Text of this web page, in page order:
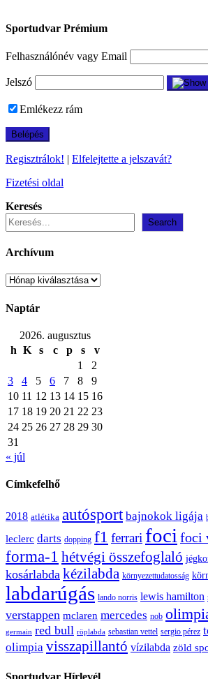
Sportudvar Prémium
Felhasználónév vagy Email
Jelszó
Emlékezz rám
Regisztrálok! | Elfelejtette a jelszavát?
Fizetési oldal
Keresés
Search
Archívum
Archívum
Naptár
2026. augusztus
h K s c p s
v
1
2
3
4 5 6 7 8
9
10 11 12 13 14 15 16
17 18 19 20 21 22 23
24 25 26 27 28 29 30
31
« júl
Címkefelhő
2018 atlétika autósport bajnokok ligája
leclerc darts dopping f1 ferrari foci foci
forma-1 hétvégi összefoglaló
kosárlabda kézilabda környezettudatosság
labdarúgás lando norris lewis hamilton
verstappen mclaren mercedes nob
germain red bull röplabda sebastian vettel sergio pérez
olimpia visszapillantó vízilabda zöld
Sportudvar Hírlevél